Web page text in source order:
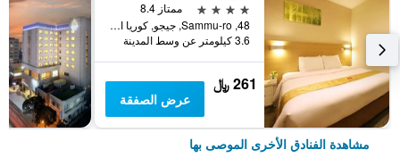
4 نجوم
ممتاز 8.4
48, Sammu-ro, جيجو, كوريا الجنوبية
3.6 كيلومتر عن وسط المدينة
261 ﷼
عرض الصفقة
مشاهدة الفنادق الأخرى الموصى بها